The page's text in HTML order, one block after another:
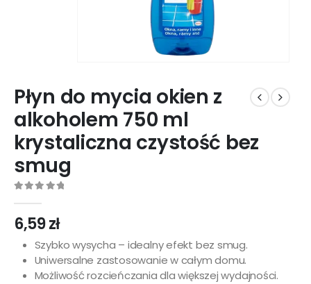
Płyn do mycia okien z
alkoholem 750 ml
krystaliczna czystość bez
smug
6,59zł
Szybko wysycha – idealny efekt bez smug.
Uniwersalne zastosowanie w całym domu.
Możliwość rozcieńczania dla większej wydajności.